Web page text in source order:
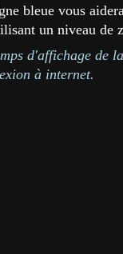
bleue vous
un niveau de
d'affichage de
à internet.